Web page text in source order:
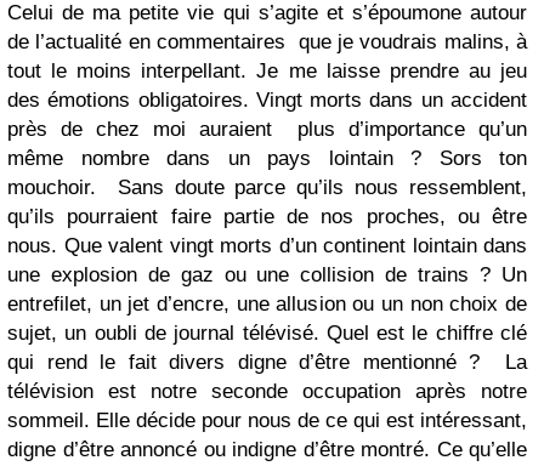
Celui de ma petite vie qui s’agite et s’époumone autour
de l’actualité en commentaires que je voudrais malins, à
tout le moins interpellant. Je me laisse prendre au jeu
des émotions obligatoires. Vingt morts dans un accident
près de chez moi auraient plus d’importance qu’un
même nombre dans un pays lointain ? Sors ton
mouchoir. Sans doute parce qu’ils nous ressemblent,
qu’ils pourraient faire partie de nos proches, ou être
nous. Que valent vingt morts d’un continent lointain dans
une explosion de gaz ou une collision de trains ? Un
entrefilet, un jet d’encre, une allusion ou un non choix de
sujet, un oubli de journal télévisé. Quel est le chiffre clé
qui rend le fait divers digne d’être mentionné ? La
télévision est notre seconde occupation après notre
sommeil. Elle décide pour nous de ce qui est intéressant,
digne d’être annoncé ou indigne d’être montré. Ce qu’elle